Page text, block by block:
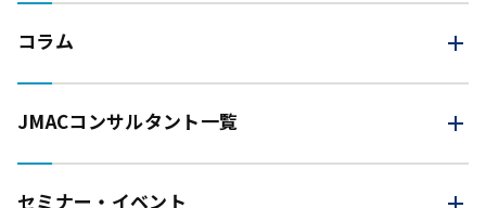
コラム
JMACコンサルタント一覧
セミナー・イベント